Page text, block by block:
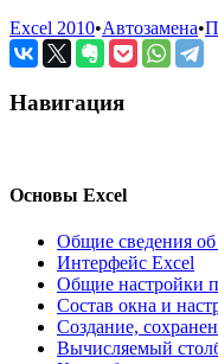
Excel 2010•Автозамена•
Навигация
Основы Excel
Общие сведения
Интерфейс Excel
Общие настройки
Состав окна и
Создание,
Вычисляемый